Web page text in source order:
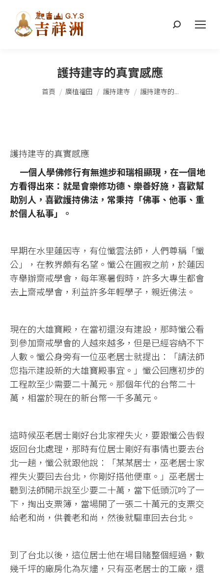
搜
護持建寺的真實感應
您在這裡：
首頁 廣植福田 護持建寺 護持建寺的...
護持建寺的真實感應
一個人學佛修行有無進步和瑞相顯現，在一個地
方看得出來：就是會樂修功德、樂善好施，喜歡幫
助別人，喜歡護持佛法，常秉持「佛事、他事、重
於個人私事」。
早期在水里蓮因寺，有位懺雲法師，人們尊稱「懺
公」，在教界頗有名望。懺公在圓寂之前，於蓮因
寺舉辦齋戒學會，每年寒暑假時，許多大專生都會
去上齋戒學會，利益許多年輕學子，親近佛法。
現在的大雄寶殿，在當初還沒有建設，那時懺公看
到參加齋戒學會的人越來越多，但是已經容納不下
人數。懺公身旁有一位巫老居士就提出：「請法師
您指示建設新的大雄寶殿事宜。」懺公回應初步的
工程款至少需要二十萬元。那個年代的台幣二十
萬，相當於現在的新台幣一千多萬元。
這時候巫老居士剛好台北家裡失火，要跟懺公告假
返回台北處理，那時有位居士剛好有事情也要去台
北一趟，懺公就跟他說：「某某居士，巫老居士家
裡失火要回去台北，你剛好搭他便車。」巫老居士
聽到法師開示說至少要二十萬，當下低頭沉吟了一
下，掏出支票簿，當場開了一張二十萬元的支票交
給老和尚，供養老和尚，然後就驅車回去台北。
到了台北以後，這位居士他在場目賭整個經過，數
幾千坪的廠房化為灰燼，只有巫老居士的工廠，還